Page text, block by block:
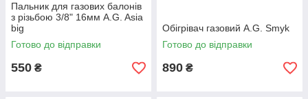
Пальник для газових балонів
з різьбою 3/8" 16мм A.G. Asia
big
Готово до відправки
550 ₴
Обігрівач газовий A.G. Smyk
Готово до відправки
890 ₴